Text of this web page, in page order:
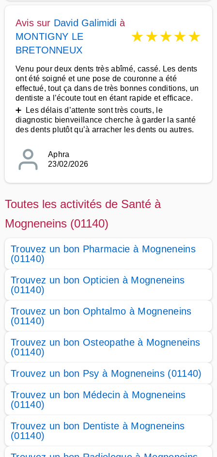
Avis sur David Galimidi à
MONTIGNY LE
BRETONNEUX
★★★★★
Venu pour deux dents très abîmé, cassé. Les dents
ont été soigné et une pose de couronne a été
effectué, tout ça dans de très bonnes conditions, un
dentiste a l’écoute tout en étant rapide et efficace.
➕ Les délais d’attente sont très courts, le
diagnostic bienveillance cherche à garder la santé
des dents plutôt qu’à arracher les dents ou autres.
Aphra
23/02/2026
Toutes les activités de Santé à
Mogneneins (01140)
Trouvez un bon Pharmacie à Mogneneins
(01140)
Trouvez un bon Opticien à Mogneneins
(01140)
Trouvez un bon Ophtalmo à Mogneneins
(01140)
Trouvez un bon Osteopathe à Mogneneins
(01140)
Trouvez un bon Psy à Mogneneins (01140)
Trouvez un bon Médecin à Mogneneins
(01140)
Trouvez un bon Dentiste à Mogneneins
(01140)